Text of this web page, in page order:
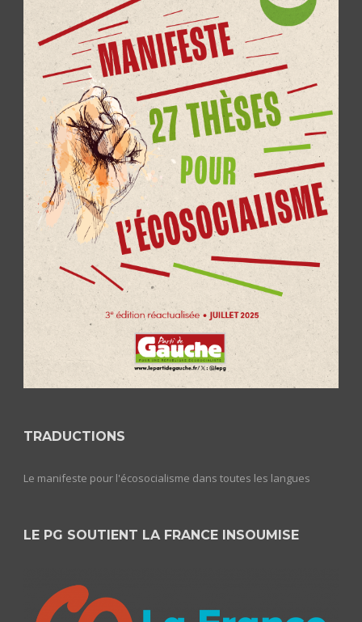
TRADUCTIONS
Le manifeste pour l'écosocialisme dans toutes les langues
LE PG SOUTIENT LA FRANCE INSOUMISE